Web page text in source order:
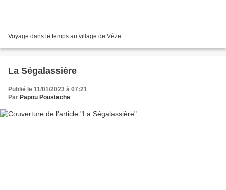
Voyage dans le temps au village de Vèze
La Ségalassière
Publié le 11/01/2023 à 07:21
Par Papou Poustache